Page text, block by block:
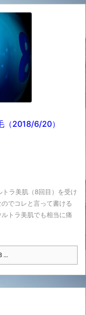
（2018/6/20）
ラ美肌（8回目）を受け
でコレと言って書ける
トラ美肌でも相当に痛
...